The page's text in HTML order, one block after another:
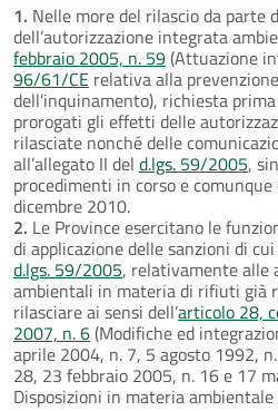
1. Nelle more del rilascio da parte
dell’autorizzazione integrata
febbraio 2005, n. 59(Attuazione
96/61/CE relativa alla
dell’inquinamento), richiesta
prorogati gli effetti delle
rilasciate nonché delle
all’allegato II del d.lgs. 59/2005,
procedimenti in corso e
dicembre 2010.
2. Le Province esercitano le
di applicazione delle sanzioni di
d.lgs. 59/2005, relativamente alle
ambientali in materia di rifiuti già
rilasciare ai sensi dell’articolo 28,
2007, n. 6(Modifiche ed
aprile 2004, n. 7, 5 agosto 1992,
28, 23 febbraio 2005, n. 16 e 17
Disposizioni in materia